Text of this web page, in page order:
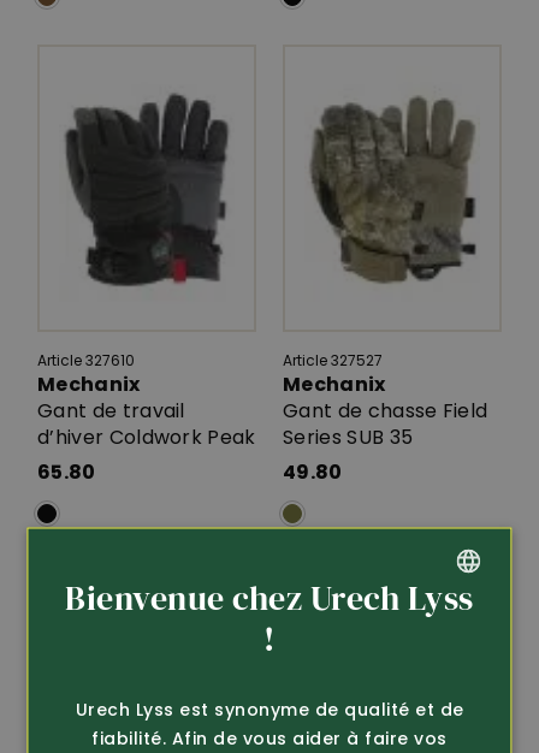
Article 327610
Mechanix
Gant de travail
d’hiver Coldwork Peak
65.80
Article 327527
Mechanix
Gant de chasse Field
Series SUB 35
49.80
GERMAN
Bienvenue chez Urech Lyss
!
Urech Lyss est synonyme de qualité et de
fiabilité. Afin de vous aider à faire vos